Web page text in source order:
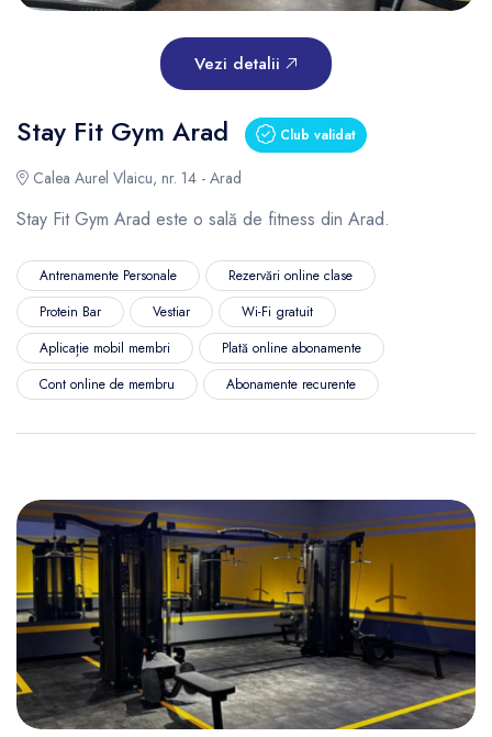
Vezi detalii
Stay Fit Gym Arad Club validat
Calea Aurel Vlaicu, nr. 14 - Arad
Stay Fit Gym Arad este o sală de fitness din Arad.
Antrenamente Personale
Rezervări online clase
Protein Bar
Vestiar
Wi-Fi gratuit
Aplicație mobil membri
Plată online abonamente
Cont online de membru
Abonamente recurente